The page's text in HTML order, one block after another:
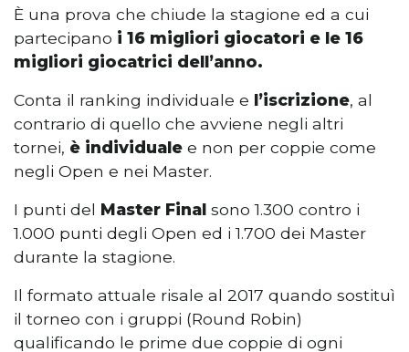
È una prova che chiude la stagione ed a cui
partecipano i 16 migliori giocatori e le 16
migliori giocatrici dell’anno.
Conta il ranking individuale e l’iscrizione, al
contrario di quello che avviene negli altri
tornei, è individuale e non per coppie come
negli Open e nei Master.
I punti del Master Final sono 1.300 contro i
1.000 punti degli Open ed i 1.700 dei Master
durante la stagione.
Il formato attuale risale al 2017 quando sostituì
il torneo con i gruppi (Round Robin)
qualificando le prime due coppie di ogni